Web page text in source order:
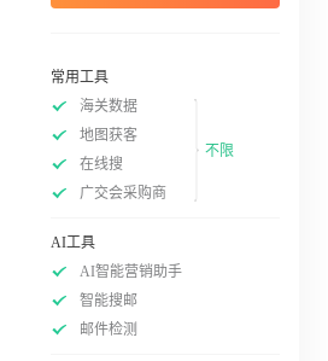
常用工具
海关数据
地图获客
在线搜
广交会采购商
不限
AI工具
AI智能营销助手
智能搜邮
邮件检测